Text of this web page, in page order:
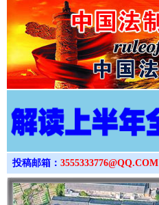
投稿邮箱： 3555333776@QQ.COM